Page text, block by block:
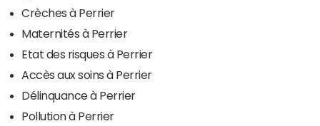
Crèches à Perrier
Maternités à Perrier
Etat des risques à Perrier
Accès aux soins à Perrier
Délinquance à Perrier
Pollution à Perrier